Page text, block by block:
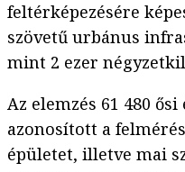
feltérképezésére
szövetű urbánus
mint 2 ezer
Az elemzés 61 480
azonosított a
épületet, illetve mai